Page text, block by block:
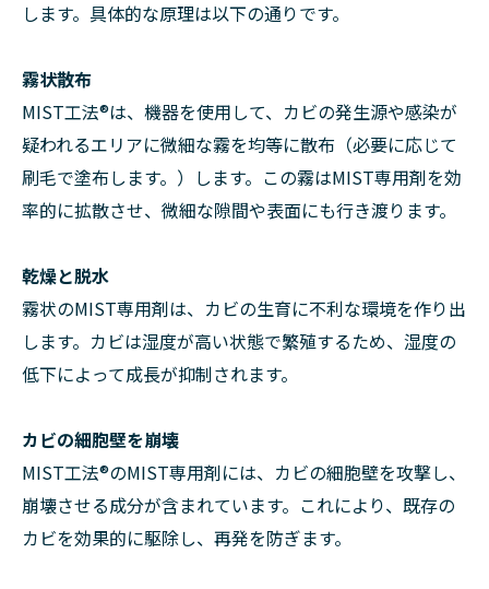
します。具体的な原理は以下の通りです。
霧状散布
MIST工法®は、機器を使用して、カビの発生源や感染が
疑われるエリアに微細な霧を均等に散布（必要に応じて
刷毛で塗布します。）します。この霧はMIST専用剤を効
率的に拡散させ、微細な隙間や表面にも行き渡ります。
乾燥と脱水
霧状のMIST専用剤は、カビの生育に不利な環境を作り出
します。カビは湿度が高い状態で繁殖するため、湿度の
低下によって成長が抑制されます。
カビの細胞壁を崩壊
MIST工法®のMIST専用剤には、カビの細胞壁を攻撃し、
崩壊させる成分が含まれています。これにより、既存の
カビを効果的に駆除し、再発を防ぎます。